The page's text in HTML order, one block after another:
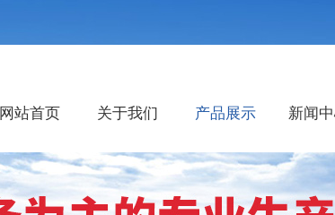
网站首页 关于我们 产品展示 新闻